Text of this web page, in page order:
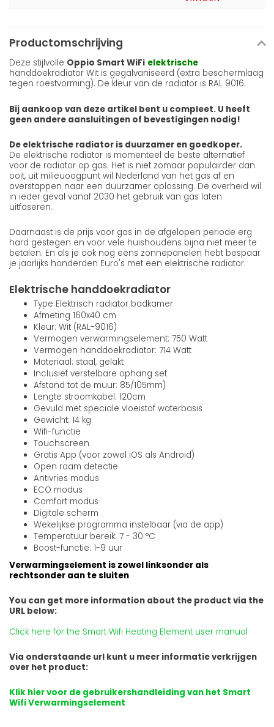
Productomschrijving
Deze stijlvolle Oppio Smart WiFi elektrische
handdoekradiator Wit is gegalvaniseerd (extra beschermlaag
tegen roestvorming). De kleur van de radiator is RAL 9016.
Bij aankoop van deze artikel bent u compleet. U heeft
geen andere aansluitingen of bevestigingen nodig!
De elektrische radiator is duurzamer en goedkoper.
De elektrische radiator is momenteel de beste alternatief
voor de radiator op gas. Het is niet zomaar populairder dan
ooit, uit milieuoogpunt wil Nederland van het gas af en
overstappen naar een duurzamer oplossing. De overheid wil
in ieder geval vanaf 2030 het gebruik van gas laten
uitfaseren.
Daarnaast is de prijs voor gas in de afgelopen periode erg
hard gestegen en voor vele huishoudens bijna niet meer te
betalen. En als je ook nog eens zonnepanelen hebt bespaar
je jaarlijks honderden Euro's met een elektrische radiator.
Elektrische handdoekradiator
Type Elektrisch radiator badkamer
Afmeting 160x40 cm
Kleur: Wit (RAL-9016)
Vermogen verwarmingselement: 750 Watt
Vermogen handdoekradiator: 714 Watt
Materiaal: staal, gelakt
Inclusief verstelbare ophang set
Afstand tot de muur: 85/105mm)
Lengte stroomkabel: 120cm
Gevuld met speciale vloeistof waterbasis
Gewicht: 14 kg
Wifi-functie
Touchscreen
Gratis App (voor zowel iOS als Android)
Open raam detectie
Antivries modus
ECO modus
Comfort modus
Digitale scherm
Wekelijkse programma instelbaar (via de app)
Temperatuur bereik: 7 - 30 °C
Boost-functie: 1-9 uur
Verwarmingselement is zowel linksonder als
rechtsonder aan te sluiten
You can get more information about the product via the
URL below:
Click here for the Smart Wifi Heating Element user manual
Via onderstaande url kunt u meer informatie verkrijgen
over het product:
Klik hier voor de gebruikershandleiding van het Smart
Wifi Verwarmingselement